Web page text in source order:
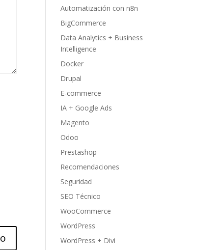
Automatización con n8n
BigCommerce
Data Analytics + Business
Intelligence
Docker
Drupal
E-commerce
IA + Google Ads
Magento
Odoo
Prestashop
Recomendaciones
Seguridad
SEO Técnico
WooCommerce
WordPress
WordPress + Divi